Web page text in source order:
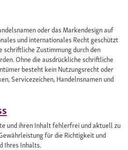
oder das Markendesign auf
und internationales Recht geschützt
schriftliche Zustimmung durch den
Ohne die ausdrückliche schriftliche
besteht kein Nutzungsrecht oder
Servicezeichen, Handelnsnamen und
und ihren Inhalt fehlerfrei und aktuell zu
für die Richtigkeit und
Ihres Inhalts.